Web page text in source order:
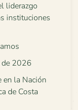
liderazgo
instituciones
de 2026
en la Nación
de Costa